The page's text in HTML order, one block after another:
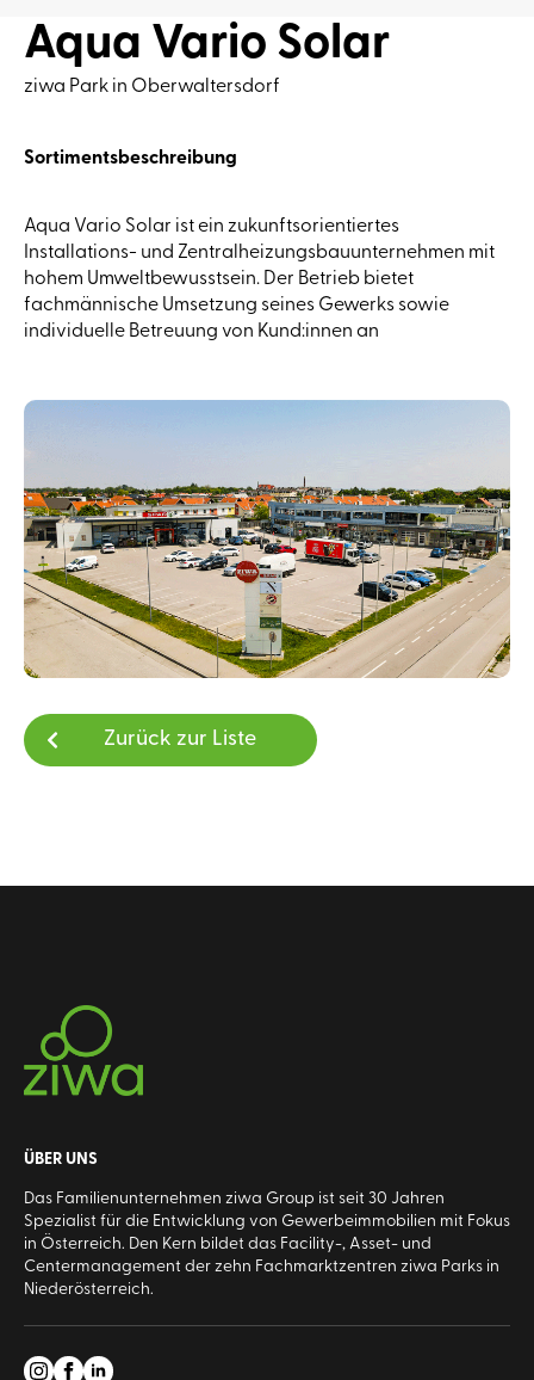
Aqua Vario Solar
ziwa Park in Oberwaltersdorf
Sortimentsbeschreibung
Aqua Vario Solar ist ein zukunftsorientiertes
Installations- und Zentralheizungsbauunternehmen mit
hohem Umweltbewusstsein. Der Betrieb bietet
fachmännische Umsetzung seines Gewerks sowie
individuelle Betreuung von Kund:innen an
Zurück zur Liste
ÜBER UNS
Das Familienunternehmen ziwa Group ist seit 30 Jahren
Spezialist für die Entwicklung von Gewerbeimmobilien mit Fokus
in Österreich. Den Kern bildet das Facility-, Asset- und
Centermanagement der zehn Fachmarktzentren ziwa Parks in
Niederösterreich.